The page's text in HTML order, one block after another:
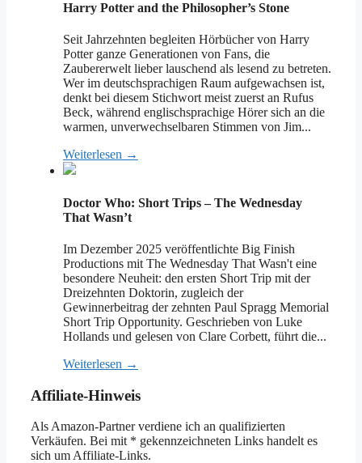
Harry Potter and the Philosopher’s Stone
Seit Jahrzehnten begleiten Hörbücher von Harry
Potter ganze Generationen von Fans, die
Zaubererwelt lieber lauschend als lesend zu betreten.
Wer im deutschsprachigen Raum aufgewachsen ist,
denkt bei diesem Stichwort meist zuerst an Rufus
Beck, während englischsprachige Hörer sich an die
warmen, unverwechselbaren Stimmen von Jim...
Weiterlesen →
Doctor Who: Short Trips – The Wednesday
That Wasn’t
Im Dezember 2025 veröffentlichte Big Finish
Productions mit The Wednesday That Wasn't eine
besondere Neuheit: den ersten Short Trip mit der
Dreizehnten Doktorin, zugleich der
Gewinnerbeitrag der zehnten Paul Spragg Memorial
Short Trip Opportunity. Geschrieben von Luke
Hollands und gelesen von Clare Corbett, führt die...
Weiterlesen →
Affiliate-Hinweis
Als Amazon-Partner verdiene ich an qualifizierten
Verkäufen. Bei mit * gekennzeichneten Links handelt es
sich um Affiliate-Links.